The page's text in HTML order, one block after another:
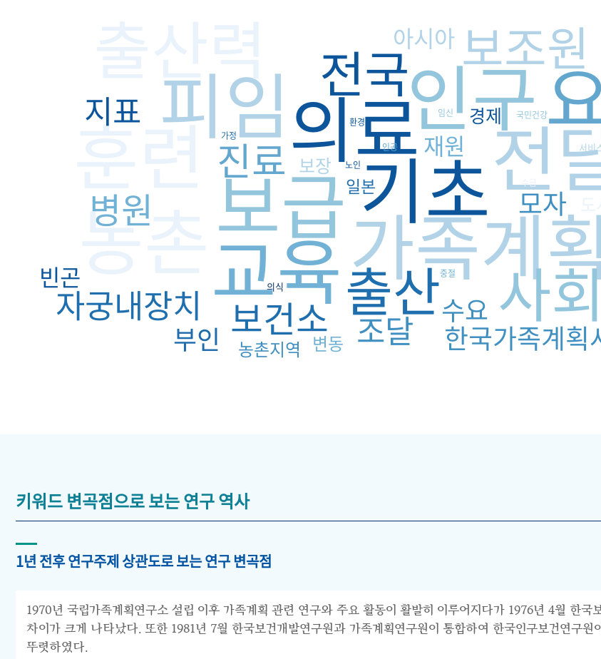
인구
의료
기초전
가족계
피임
보급
교육
훈련
농촌
출산력
사
출산
전국
보조원
진료
보건소
병원
자궁내장치
지표
조달 한국가족계획
모자
수요
부인
아시아
빈곤
재원
보장
경제
변동
농촌지역
일본
서비
의식
가정
노인
국민건강
수급
환경
임신
인공
중절
키워드 변곡점으로 보는 연구 역사
1년 전후 연구주제 상관도로 보는 연구 변곡점
1970년 국립가족계획연구소 설립 이후 가족계획 관련 연구와 주요 활동이 활발히 이루어지다가 1976년 4월 한
차이가 크게 나타났다. 또한 1981년 7월 한국보건개발연구원과 가족계획연구원이 통합하여 한국인구보건연구
뚜렷하였다.